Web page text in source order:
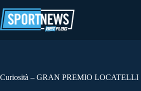
al
contenuto
Curiosità – GRAN PREMIO LOCATELLI